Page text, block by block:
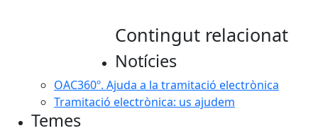
Contingut relacionat
Notícies
OAC360º. Ajuda a la tramitació electrònica
Tramitació electrònica: us ajudem
Temes